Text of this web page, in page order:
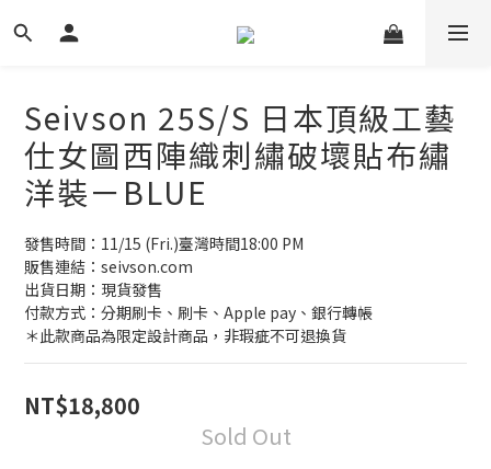
Seivson 25S/S 日本頂級工藝
仕女圖西陣織刺繡破壞貼布繡
洋裝ㄧBLUE
發售時間：11/15 (Fri.)臺灣時間18:00 PM
販售連結：seivson.com
出貨日期：現貨發售
付款方式：分期刷卡、刷卡、Apple pay、銀行轉帳
＊此款商品為限定設計商品，非瑕疵不可退換貨
NT$18,800
Sold Out